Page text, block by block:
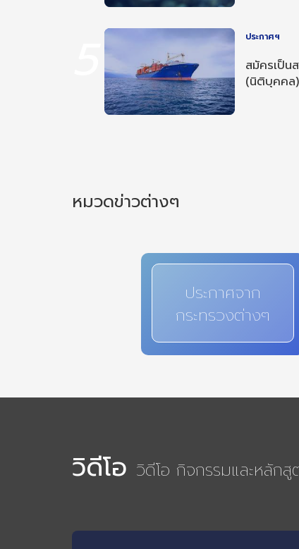
ประกาศฯ
สมัครเป็น
(นิติบุคคล
หมวดข่าวต่างๆ
ประกาศจาก
กระทรวงต่างๆ
วิดีโอ วิดีโอ กิจกรรมและหลัก